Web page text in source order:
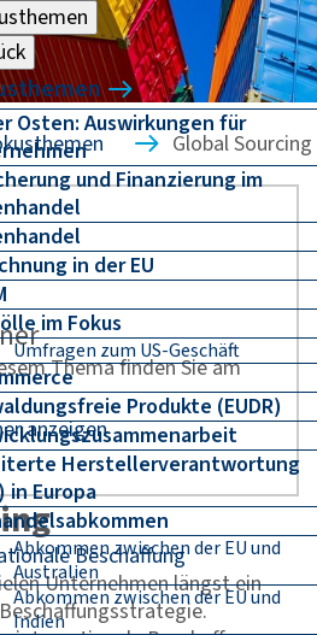
Osten: Auswirkungen für
und Finanzierung im
in der EU
im Fokus
Umfragen zum US-Geschäft
Produkte (EUDR)
Herstellerverantwortung
in Europa
Abkommen zwischen der EU und
Australien
Abkommen zwischen der EU und
Indien
Global Sourcing
Thema finden Sie am
anzeigen
Beschaffung
Unternehmen längst ein